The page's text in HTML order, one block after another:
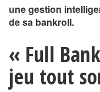
une gestion
de sa bankroll.
« Full
jeu tout